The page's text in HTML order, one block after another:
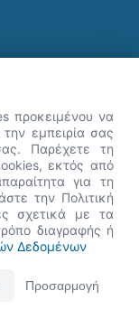
Google Chrome, Mozilla Firefox,
η Νόησις.
να σε βοηθήσω
προκειμένου να
την εμπειρία σας
Παρέχετε τη
εκτός από
για τη
την Πολιτική
σχετικά με τα
διαγραφής ή
Δεδομένων
Προσαρμογή